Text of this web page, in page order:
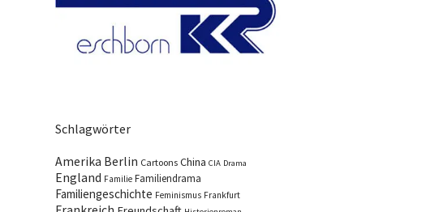
Schlagwörter
Amerika Berlin Cartoons China CIA Drama
England Familie Familiendrama
Familiengeschichte Feminismus Frankfurt